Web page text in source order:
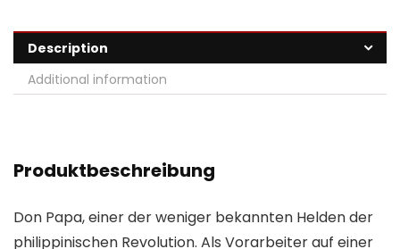
Description
Additional information
Produktbeschreibung
Don Papa, einer der weniger bekannten Helden der
philippinischen Revolution. Als Vorarbeiter auf einer